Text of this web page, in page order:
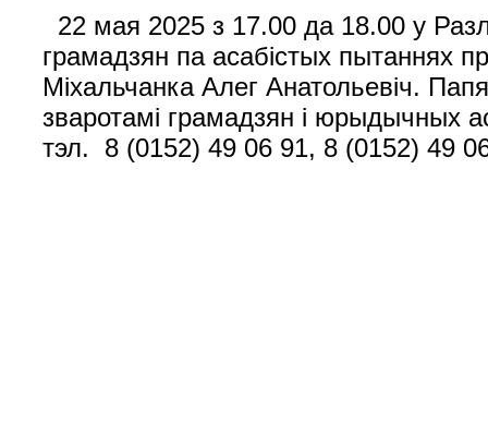
22 мая 2025 з 17.00 да 18.00 у
грамадзян па асабістых пытаннях
Міхальчанка Алег Анатольевіч.
зваротамі грамадзян і юрыдычных
тэл. 8 (0152) 49 06 91, 8 (0152) 49